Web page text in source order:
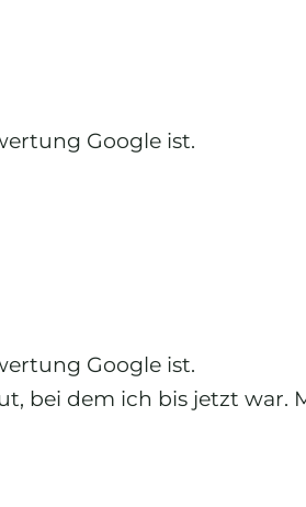
Google ist.
Google ist.
bei dem ich bis jetzt war.